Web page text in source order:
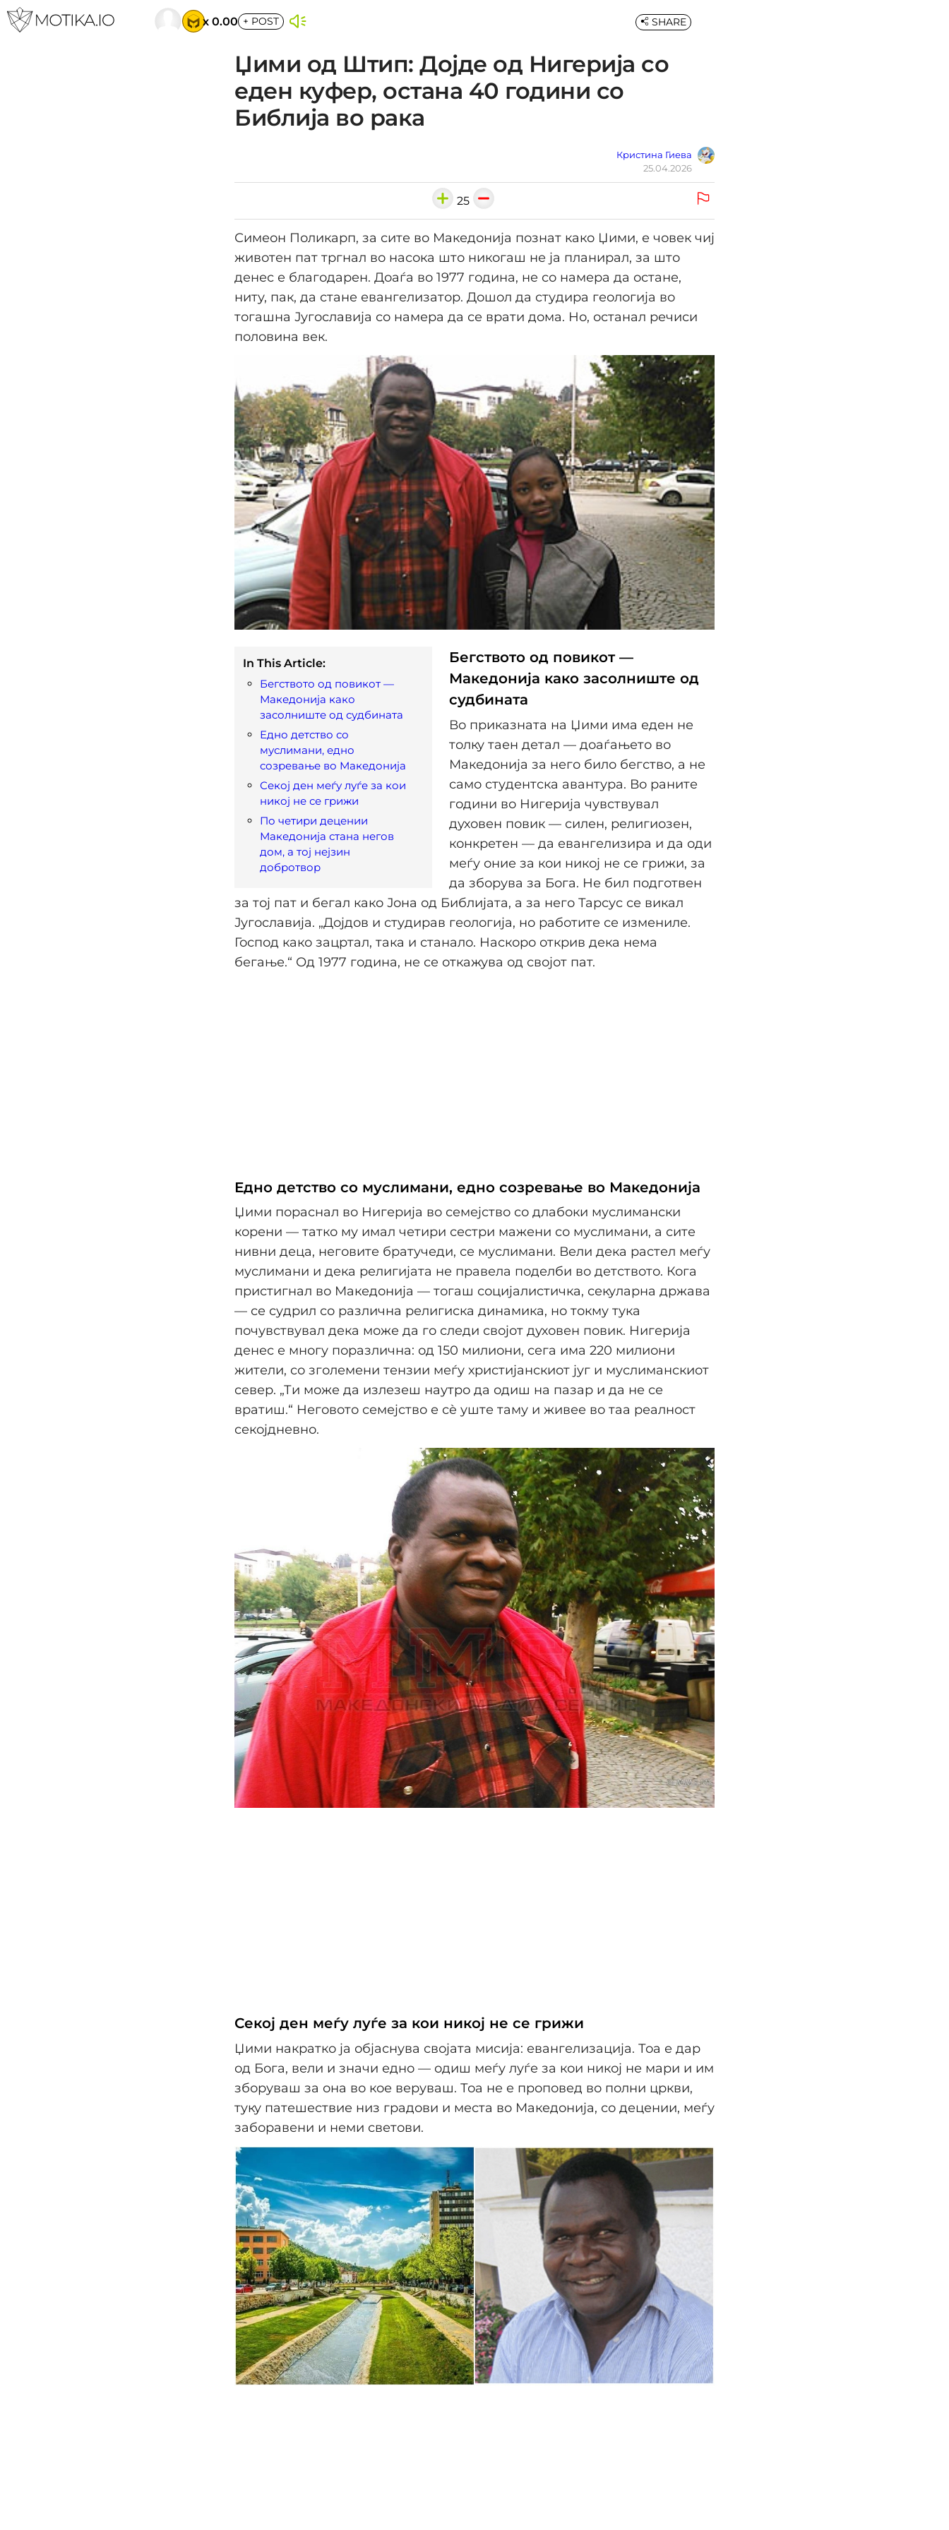
x 0.00 + POST
Џими од Штип: Дојде од Нигерија со
еден куфер, остана 40 години со
Библија во рака
Кристина Гиева
25.04.2026
SHARE
25
Симеон Поликарп, за сите во Македонија познат како Џими, е човек чиј
животен пат тргнал во насока што никогаш не ја планирал, за што
денес е благодарен. Доаѓа во 1977 година, не со намера да остане,
ниту, пак, да стане евангелизатор. Дошол да студира геологија во
тогашна Југославија со намера да се врати дома. Но, останал речиси
половина век.
In This Article:
Бегството од повикот —
Македонија како
засолниште од судбината
Едно детство со
муслимани, едно
созревање во Македонија
Секој ден меѓу луѓе за кои
никој не се грижи
По четири децении
Македонија стана негов
дом, а тој нејзин
добротвор
Бегството од повикот —
Македонија како засолниште од
судбината
Во приказната на Џими има еден не
толку таен детал — доаѓањето во
Македонија за него било бегство, а не
само студентска авантура. Во раните
години во Нигерија чувствувал
духовен повик — силен, религиозен,
конкретен — да евангелизира и да оди
меѓу оние за кои никој не се грижи, за
да зборува за Бога. Не бил подготвен
за тој пат и бегал како Јона од Библијата, а за него Тарсус се викал
Југославија. „Дојдов и студирав геологија, но работите се измениле.
Господ како зацртал, така и станало. Наскоро открив дека нема
бегање.“ Од 1977 година, не се откажува од својот пат.
Едно детство со муслимани, едно созревање во Македонија
Џими пораснал во Нигерија во семејство со длабоки муслимански
корени — татко му имал четири сестри мажени со муслимани, а сите
нивни деца, неговите братучеди, се муслимани. Вели дека растел меѓу
муслимани и дека религијата не правела поделби во детството. Кога
пристигнал во Македонија — тогаш социјалистичка, секуларна држава
— се судрил со различна религиска динамика, но токму тука
почувствувал дека може да го следи својот духовен повик. Нигерија
денес е многу поразлична: од 150 милиони, сега има 220 милиони
жители, со зголемени тензии меѓу христијанскиот југ и муслиманскиот
север. „Ти може да излезеш наутро да одиш на пазар и да не се
вратиш.“ Неговото семејство е сè уште таму и живее во таа реалност
секојдневно.
Секој ден меѓу луѓе за кои никој не се грижи
Џими накратко ја објаснува својата мисија: евангелизација. Тоа е дар
од Бога, вели и значи едно — одиш меѓу луѓе за кои никој не мари и им
зборуваш за она во кое веруваш. Тоа не е проповед во полни цркви,
туку патешествие низ градови и места во Македонија, со децении, меѓу
заборавени и неми светови.